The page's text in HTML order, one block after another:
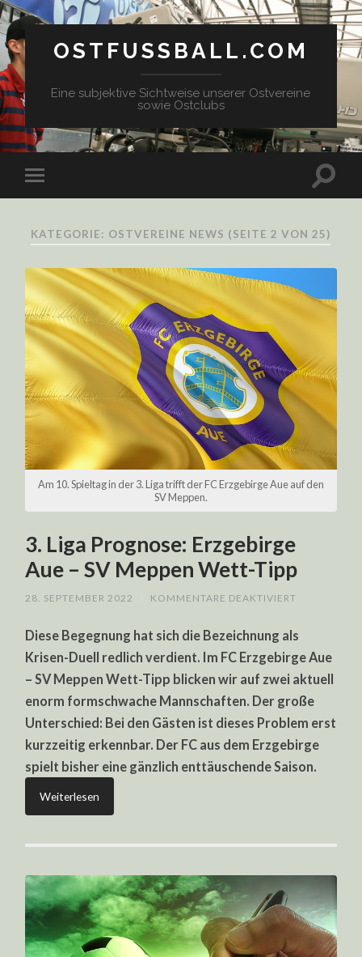
OSTFUSSBALL.COM
Eine subjektive Sichtweise unserer Ostvereine
sowie Ostclubs
KATEGORIE: OSTVEREINE NEWS (SEITE 2 VON 25)
Am 10. Spieltag in der 3. Liga trifft der FC Erzgebirge Aue auf den
SV Meppen.
3. Liga Prognose: Erzgebirge
Aue – SV Meppen Wett-Tipp
28. SEPTEMBER 2022 KOMMENTARE DEAKTIVIERT
PROGNOSE:
AUE
SV
MEPPEN
WETT-
TIPP
Diese Begegnung hat sich die Bezeichnung als
Krisen-Duell redlich verdient. Im FC Erzgebirge Aue
– SV Meppen Wett-Tipp blicken wir auf zwei aktuell
enorm formschwache Mannschaften. Der große
Unterschied: Bei den Gästen ist dieses Problem erst
kurzzeitig erkennbar. Der FC aus dem Erzgebirge
spielt bisher eine gänzlich enttäuschende Saison.
Weiterlesen